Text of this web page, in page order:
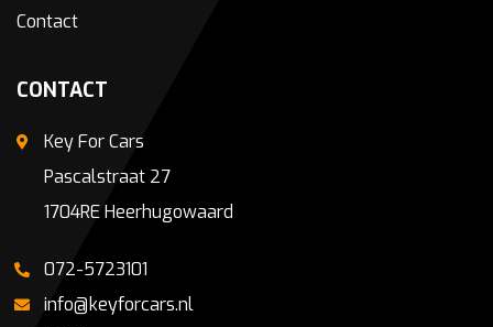
Contact
CONTACT
Key For Cars
Pascalstraat 27
1704RE Heerhugowaard
072-5723101
info@keyforcars.nl